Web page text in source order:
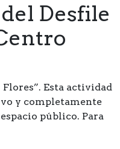
Desfile
Esta actividad
y completamente
público. Para